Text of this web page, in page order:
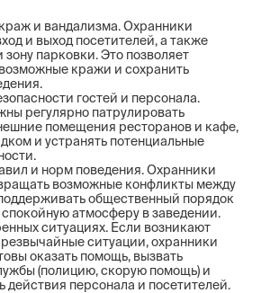
и вандализма. Охранники
и выход посетителей, а также
парковки. Это позволяет
кражи и сохранить
гостей и персонала.
регулярно патрулировать
помещения ресторанов и кафе,
и устранять потенциальные
и норм поведения. Охранники
возможные конфликты между
общественный порядок
спокойную атмосферу в заведении.
ситуациях. Если возникают
ситуации, охранники
оказать помощь, вызвать
(полицию, скорую помощь) и
действия персонала и посетителей.